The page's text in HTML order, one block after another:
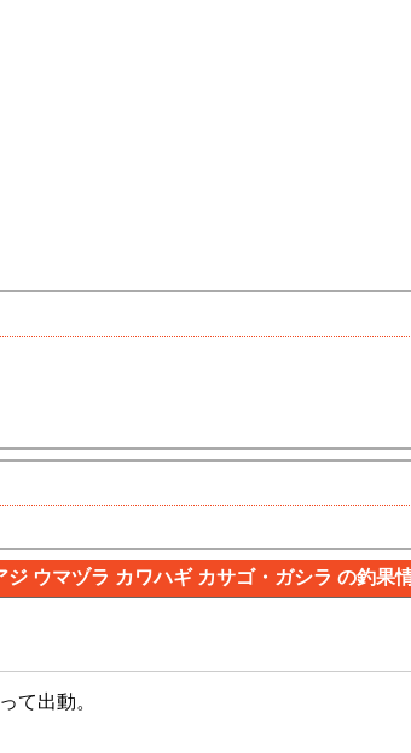
ウマヅラ カワハギ カサゴ・ガシラ の釣果
て出動。